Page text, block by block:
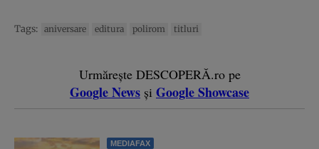
Tags: aniversare editura polirom titluri
Urmărește DESCOPERĂ.ro pe
Google News și Google Showcase
MEDIAFAX